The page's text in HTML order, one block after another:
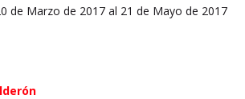
de Marzo de 2017 al 21 de Mayo de 2017